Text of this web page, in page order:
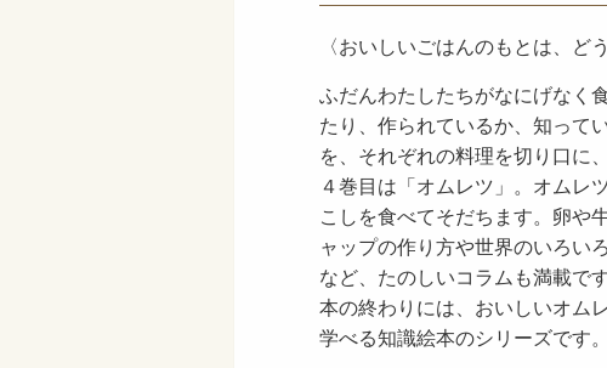
〈おいしいごはんのもとは、ど
ふだんわたしたちがなにげなく
たり、作られているか、知って
を、それぞれの料理を切り口に
４巻目は「オムレツ」。オムレ
こしを食べてそだちます。卵や
ャップの作り方や世界のいろい
など、たのしいコラムも満載です
本の終わりには、おいしいオム
学べる知識絵本のシリーズです。